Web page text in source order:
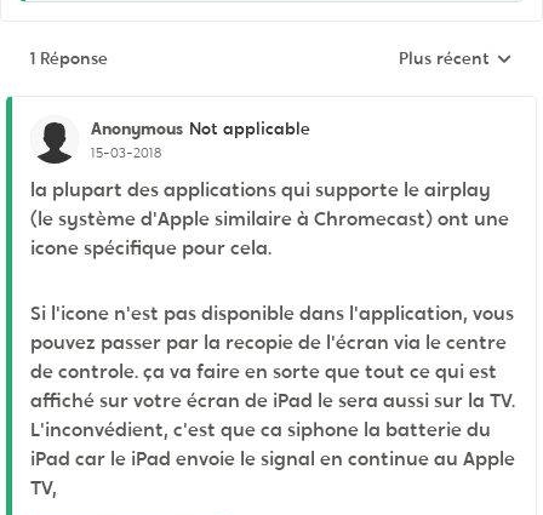
1 Réponse Réponses triées
Plus récent
Anonymous Not applicable
15-03-2018
la plupart des applications qui supporte le airplay
(le système d'Apple similaire à Chromecast) ont une
icone spécifique pour cela.
Si l'icone n'est pas disponible dans l'application, vous
pouvez passer par la recopie de l'écran via le centre
de controle. ça va faire en sorte que tout ce qui est
affiché sur votre écran de iPad le sera aussi sur la TV.
L'inconvédient, c'est que ca siphone la batterie du
iPad car le iPad envoie le signal en continue au Apple
TV,